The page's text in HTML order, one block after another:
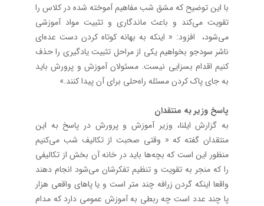
با این توضیح که مشق شب مفاهیم آموخته شده در کلاس را
تقویت می‌کند و باعث ماندگاری و تثبیت مواد آموزشی
می‌شود، افزود: « اینکه به بهانه کوتاه کردن دست عده‌ای
ناشر سودجو بخواهیم یکی از مراحل تثبیت یادگیری را حذف
کنیم اقدام بسزایی نیست. مسئولان آموزش و پرورش باید
به جای پاک کردن مسئله راه‌حلی برای آن پیدا کنند.»
پاسخ وزیر به منتقدان
به گزارش ایلنا، وزیر آموزش و پرورش در پاسخ به این
منتقدان گفته که « وقتی صحبت از تکالیف شب می‌کنیم
منظور این است که بچه‌ها باید در خانه آن بخش از تکالیفی
را که منجر به تقویت و تنظیم تفکرشان می‌شود انجام دهند
واقعا اینکه گردن زرافه چند متر است و یا پاهای واقعی هزار
پا چند عدد است چه ربطی به آموزش عمومی دارد که مدام